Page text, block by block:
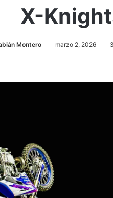
X-
Montero marzo 2, 2026